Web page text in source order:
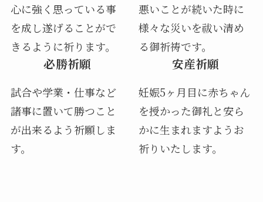
心に強く思っている事
を成し遂げることがで
きるように祈ります。
悪いことが続いた時に
様々な災いを祓い清め
る御祈祷です。
必勝祈願
試合や学業・仕事など
諸事に置いて勝つこと
が出来るよう祈願しま
す。
安産祈願
妊娠5ヶ月目に赤ちゃん
を授かった御礼と安ら
かに生まれますようお
祈りいたします。